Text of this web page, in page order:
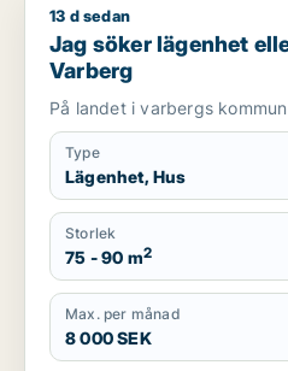
Jag söker lägenhet eller hus
13 d sedan
Jag söker lägenhet
Varberg
På landet i varbergs kommun
Type
Lägenhet, Hus
Storlek
75 - 90 m2
Max. per månad
8 000 SEK